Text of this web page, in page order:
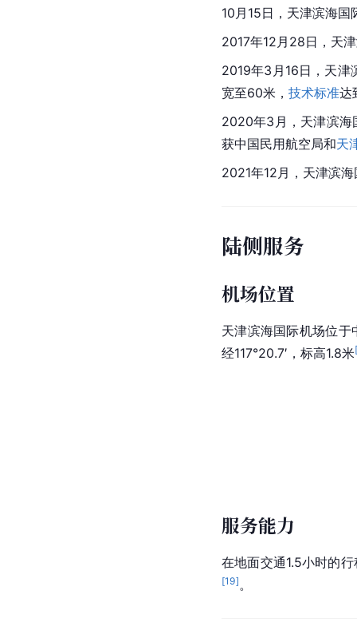
10月15日，天津滨海
2017年12月28日，天
2019年3月16日，天津
宽至60米， 技术标准达
2020年3月，天津滨海
获中国民用航空局和天
2021年12月，天津滨
陆侧服务
机场位置
天津滨海国际机场位于
经117°20.7′， 标高1.8米
服务能力
在地面交通1.5小时的
[19]。